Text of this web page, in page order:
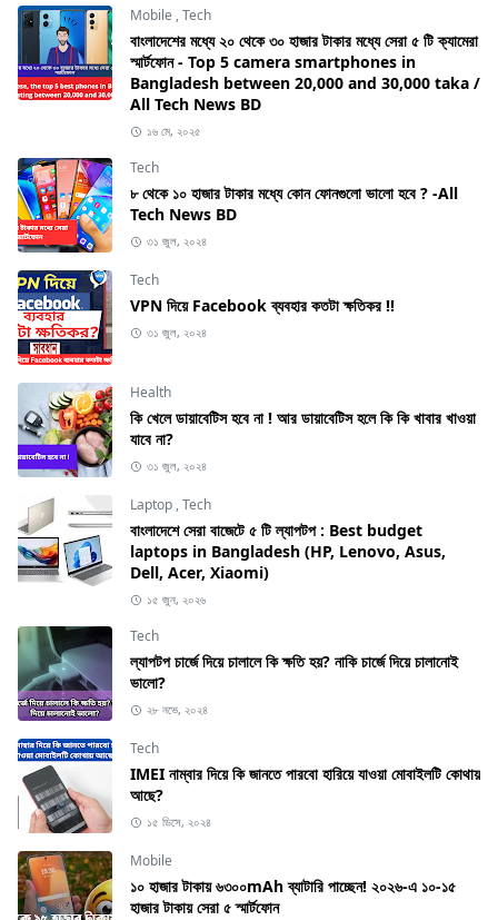
Mobile ,Tech
বাংলাদেশের মধ্যে ২০ থেকে ৩০ হাজার টাকার মধ্যে সেরা ৫ টি ক্যামেরা
স্মার্টফোন - Top 5 camera smartphones in
Bangladesh between 20,000 and 30,000 taka /
All Tech News BD
১৬ মে, ২০২৫
Tech
৮ থেকে ১০ হাজার টাকার মধ্যে কোন ফোনগুলো ভালো হবে ? -All
Tech News BD
৩১ জুল, ২০২৪
Tech
VPN দিয়ে Facebook ব্যবহার কতটা ক্ষতিকর !!
৩১ জুল, ২০২৪
Health
কি খেলে ডায়াবেটিস হবে না ! আর ডায়াবেটিস হলে কি কি খাবার খাওয়া
যাবে না?
৩১ জুল, ২০২৪
Laptop ,Tech
বাংলাদেশে সেরা বাজেটে ৫ টি ল্যাপটপ : Best budget
laptops in Bangladesh (HP, Lenovo, Asus,
Dell, Acer, Xiaomi)
১৫ জুন, ২০২৬
Tech
ল্যাপটপ চার্জে দিয়ে চালালে কি ক্ষতি হয়? নাকি চার্জে দিয়ে চালানোই
ভালো?
২৮ নভে, ২০২৪
Tech
IMEI নাম্বার দিয়ে কি জানতে পারবো হারিয়ে যাওয়া মোবাইলটি কোথায়
আছে?
১৫ ডিসে, ২০২৪
Mobile
১০ হাজার টাকায় ৬৩০০mAh ব্যাটারি পাচ্ছেন! ২০২৬-এ ১০-১৫
হাজার টাকায় সেরা ৫ স্মার্টফোন